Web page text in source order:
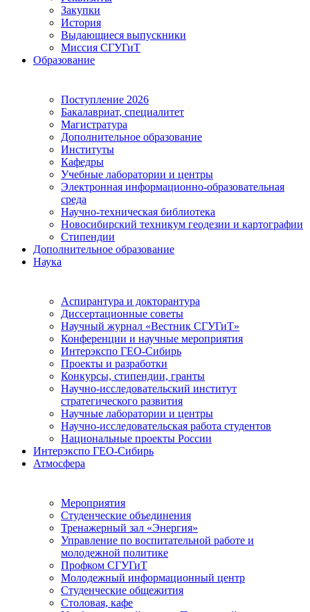
Закупки
История
Выдающиеся выпускники
Миссия СГУГиТ
Образование
Поступление 2026
Бакалавриат, специалитет
Магистратура
Дополнительное образование
Институты
Кафедры
Учебные лаборатории и центры
Электронная информационно-образовательная
среда
Научно-техническая библиотека
Новосибирский техникум геодезии и картографии
Стипендии
Дополнительное образование
Наука
Аспирантура и докторантура
Диссертационные советы
Научный журнал «Вестник СГУГиТ»
Конференции и научные мероприятия
Интерэкспо ГЕО-Сибирь
Проекты и разработки
Конкурсы, стипендии, гранты
Научно-исследовательский институт
стратегического развития
Научные лаборатории и центры
Научно-исследовательская работа студентов
Национальные проекты России
Интерэкспо ГЕО-Сибирь
Атмосфера
Мероприятия
Студенческие объединения
Тренажерный зал «Энергия»
Управление по воспитательной работе и
молодежной политике
Профком СГУГиТ
Молодежный информационный центр
Студенческие общежития
Столовая, кафе